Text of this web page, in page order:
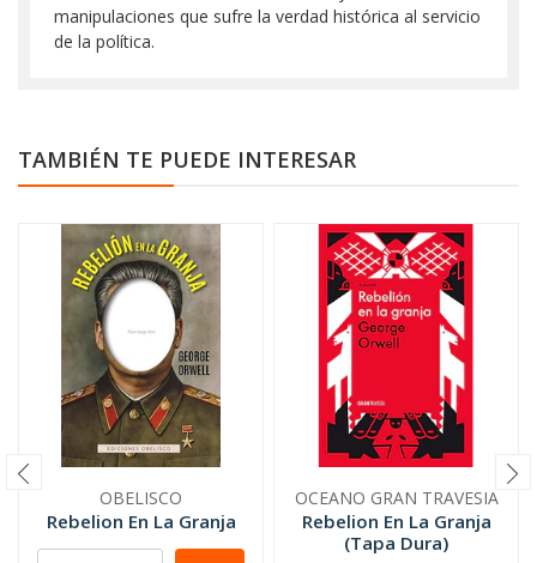
manipulaciones que sufre la verdad histórica al servicio
de la política.
TAMBIÉN TE PUEDE INTERESAR
OBELISCO
Rebelion En La Granja
OCEANO GRAN TRAVESIA
Rebelion En La Granja
(Tapa Dura)